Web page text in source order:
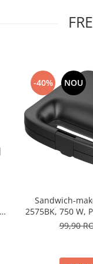
-40% NOU
Sandwich-
2575BK, 750 W,
antiaderent, Dimensiune placi 23 x 14.5
99,90